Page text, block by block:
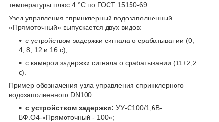
температуры плюс 4 °С по ГОСТ 15150-69.
Узел управления спринклерный водозаполненный
«Прямоточный» выпускается двух видов:
с устройством задержки сигнала о срабатывании (0,
4, 8, 12 и 16 с);
с камерой задержки сигнала о срабатывании (11±2,2
с).
Пример обозначения узла управления спринклерного
водозаполненного DN100:
с устройством задержки: УУ-С100/1,6В-
ВФ.О4-«Прямоточный - 100»;